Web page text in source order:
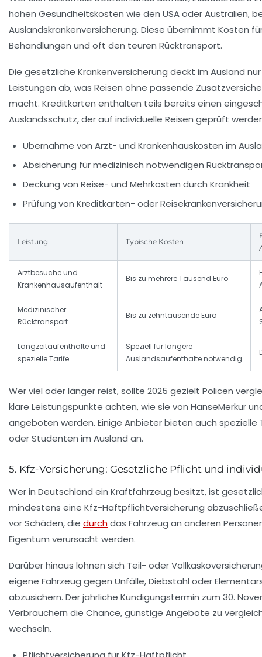
hohen Gesundheitskosten wie den USA oder Australien,
Auslandskrankenversicherung. Diese übernimmt Kosten
Behandlungen und oft den teuren Rücktransport.
Die gesetzliche Krankenversicherung deckt im Ausland
Leistungen ab, was Reisen ohne passende
macht. Kreditkarten enthalten teils bereits einen
Auslandsschutz, der auf individuelle Reisen geprüft
Übernahme von Arzt- und Krankenhauskosten im
Absicherung für medizinisch notwendigen
Deckung von Reise- und Mehrkosten durch Krankheit
Prüfung von Kreditkarten- oder
Leistung Typische Kosten
Arztbesuche und
Krankenhausaufenthalt
Bis zu mehrere Tausend Euro
Medizinischer
Rücktransport
Bis zu zehntausende Euro
Langzeitaufenthalte und
spezielle Tarife
Speziell für längere
Auslandsaufenthalte notwendig
Wer viel oder länger reist, sollte 2025 gezielt Policen
klare Leistungspunkte achten, wie sie von HanseMerkur
angeboten werden. Einige Anbieter bieten auch spezielle
oder Studenten im Ausland an.
5. Kfz-Versicherung: Gesetzliche Pflicht und
Wer in Deutschland ein Kraftfahrzeug besitzt, ist
mindestens eine Kfz-Haftpflichtversicherung
vor Schäden, die durchdas Fahrzeug an anderen
Eigentum verursacht werden.
Darüber hinaus lohnen sich Teil- oder
eigene Fahrzeug gegen Unfälle, Diebstahl oder
abzusichern. Der jährliche Kündigungstermin zum 30.
Verbrauchern die Chance, günstige Angebote zu
wechseln.